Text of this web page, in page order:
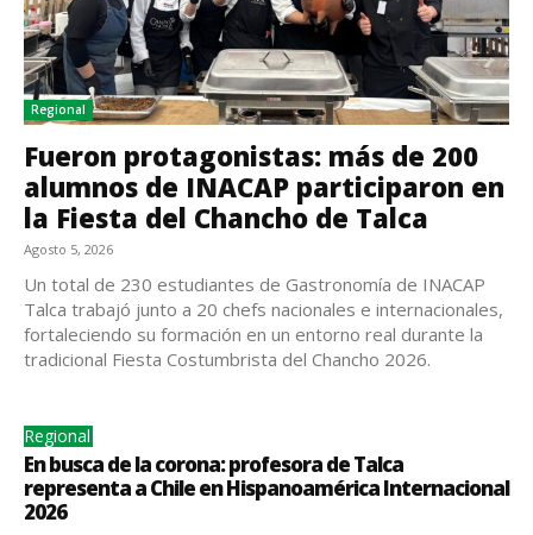
Regional
Fueron protagonistas: más de 200
alumnos de INACAP participaron en
la Fiesta del Chancho de Talca
Agosto 5, 2026
Un total de 230 estudiantes de Gastronomía de INACAP
Talca trabajó junto a 20 chefs nacionales e internacionales,
fortaleciendo su formación en un entorno real durante la
tradicional Fiesta Costumbrista del Chancho 2026.
Regional
En busca de la corona: profesora de Talca
representa a Chile en Hispanoamérica Internacional
2026